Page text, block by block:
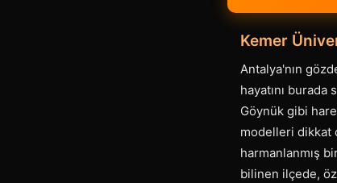
Kemer
Antalya'nın
hayatını
Göynük gibi
modelleri dikkat
harmanlanmış
bilinen ilçede,